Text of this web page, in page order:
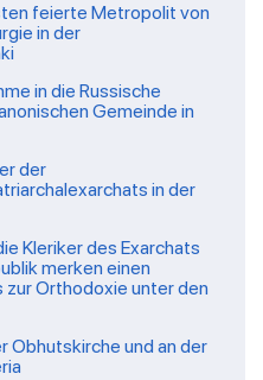
feierte Metropolit von
in der
in die Russische
Gemeinde in
der
in der
Kleriker des Exarchats
merken einen
Orthodoxie unter den
und an der